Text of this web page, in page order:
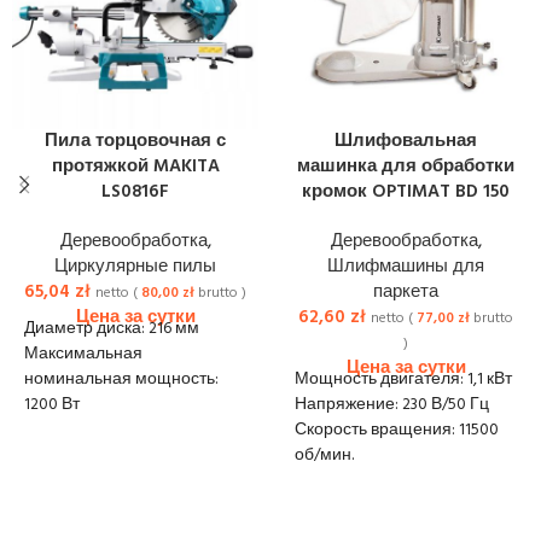
Пила торцовочная с
протяжкой MAKITA
LS0816F
Деревообработка,
Циркулярные пилы
65,04 zł netto ( 80,00 zł brutto )
Диаметр диска: 216 мм
Максимальная
номинальная мощность:
1200 Вт
Шлифовальная
машинка для обработки
кромок OPTIMAT BD 150
Деревообработка,
Шлифмашины для
паркета
62,60 zł netto ( 77,00 zł brutto
)
Мощность двигателя: 1,1 кВт
Напряжение: 230 В/50 Гц
Скорость вращения: 11500
об/мин.